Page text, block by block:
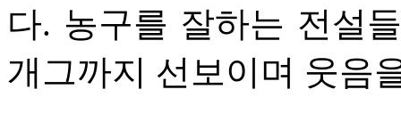
다. 농구를 잘하는 전설
개그까지 선보이며 웃음